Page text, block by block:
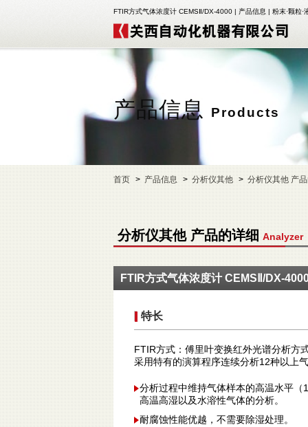
FTIR方式气体浓度计 CEMSⅡ/DX-4000 | 产品信息 | 粉末·颗粒
产品信息 Products
首页 产品信息 分析仪其他 分析仪其他 产
分析仪其他 产品的详细 Analyzer
FTIR方式气体浓度计 CEMSⅡ/DX-
特长
FTIR方式：傅里叶变换红外光谱分析方
采用特有的演算程序连续分析12种以上
分析过程中维持气体样本的高温水平（
高温高湿以及水溶性气体的分析。
耐腐蚀性能优越，不需要除湿处理。